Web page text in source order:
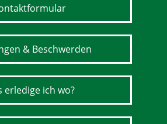
& Beschwerden
erledige ich wo?